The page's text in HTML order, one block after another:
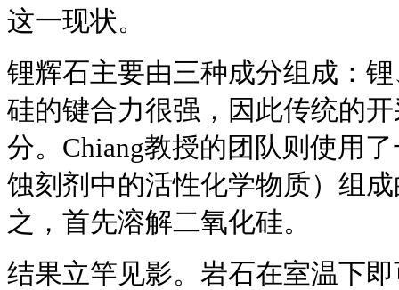
这一现状。
锂辉石主要由三种成分组成：
硅的键合力很强，因此传统的
分。Chiang教授的团队则使用
蚀刻剂中的活性化学物质）组
之，首先溶解二氧化硅。
结果立竿见影。岩石在室温下